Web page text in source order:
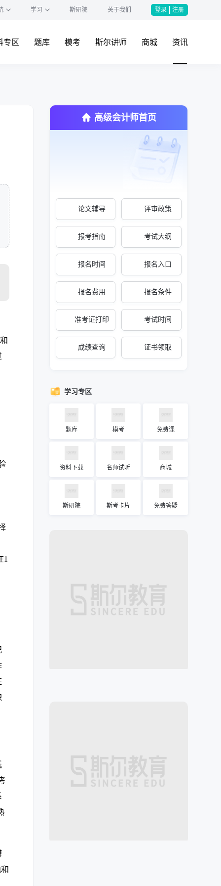
学习 斯研院 关于我们 登录 注册
专区 题库 模考 斯尔讲师 商城 资讯
1
高级会计师首页
论文辅导 评审政策
报考指南 考试大纲
报名时间 报名入口
报名费用 报名条件
准考证打印 考试时间
成绩查询 证书领取
学习专区
题库 模考 免费课
资料下载 名师试听 商城
斯研院 斯考卡片 免费答疑